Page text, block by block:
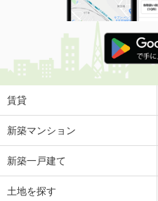
賃貸
新築マンション
新築一戸建て
土地を探す